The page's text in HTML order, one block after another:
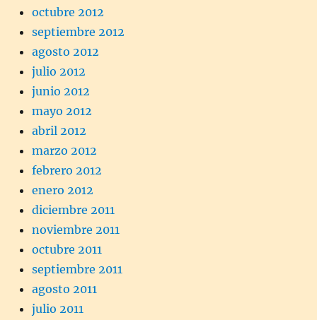
octubre 2012
septiembre 2012
agosto 2012
julio 2012
junio 2012
mayo 2012
abril 2012
marzo 2012
febrero 2012
enero 2012
diciembre 2011
noviembre 2011
octubre 2011
septiembre 2011
agosto 2011
julio 2011